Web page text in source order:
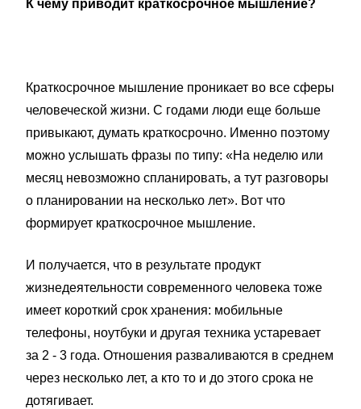
К чему приводит краткосрочное мышление?
Краткосрочное мышление проникает во все сферы
человеческой жизни. С годами люди еще больше
привыкают, думать краткосрочно. Именно поэтому
можно услышать фразы по типу: «На неделю или
месяц невозможно спланировать, а тут разговоры
о планировании на несколько лет». Вот что
формирует краткосрочное мышление.
И получается, что в результате продукт
жизнедеятельности современного человека тоже
имеет короткий срок хранения: мобильные
телефоны, ноутбуки и другая техника устаревает
за 2 - 3 года. Отношения разваливаются в среднем
через несколько лет, а кто то и до этого срока не
дотягивает.